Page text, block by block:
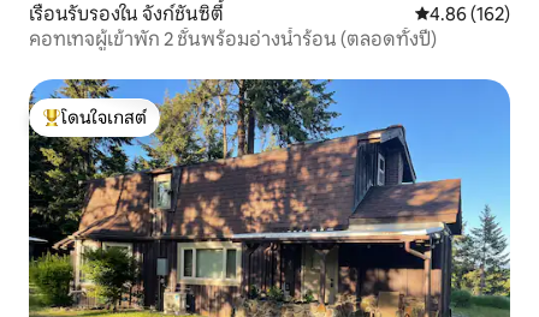
เรือนรับรองใน จังก์ชันซิตี้ คะแนนเฉลี่ย
4.86 (162)
คอทเทจผู้เข้าพัก 2 ชั้นพร้อมอ่างน้ำร้อน (ตลอดทั้งปี)
โดนใจเกสต์ที่สุด
โดนใจเกสต์